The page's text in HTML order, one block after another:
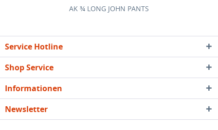
AK ¾ LONG JOHN PANTS
Service Hotline
Shop Service
Informationen
Newsletter